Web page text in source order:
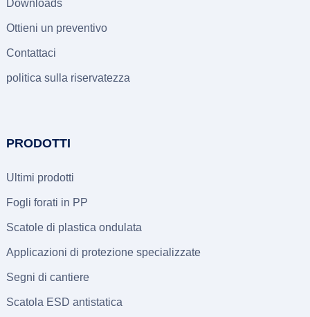
Downloads
Ottieni un preventivo
Contattaci
politica sulla riservatezza
PRODOTTI
Ultimi prodotti
Fogli forati in PP
Scatole di plastica ondulata
Applicazioni di protezione specializzate
Segni di cantiere
Scatola ESD antistatica